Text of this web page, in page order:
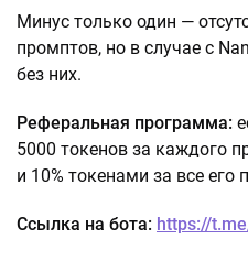
Минус только один —
промптов, но в случае с
без них.
Реферальная программа:
5000 токенов за каждого
и 10% токенами за все его
Ссылка на бота: https://